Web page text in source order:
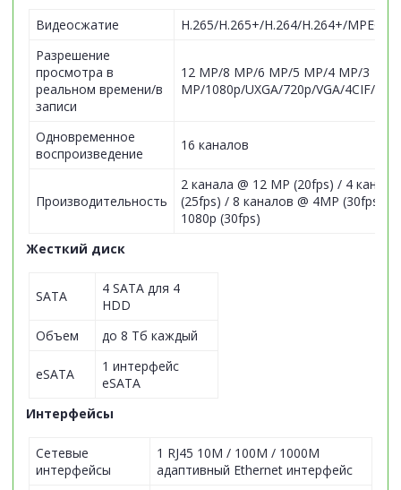
Видеосжатие
H.265/H.265+/H.264/H.264+/MPEG4
Разрешение
просмотра в
реальном времени/в
записи
12 MP/8 MP/6 MP/5 MP/4 MP/3
MP/1080p/UXGA/720p/VGA/4CIF/
Одновременное
воспроизведение
16 каналов
Производительность
2 канала @ 12 MP (20fps) / 4
(25fps) / 8 каналов @ 4MP (30fps) /
1080p (30fps)
Жесткий диск
SATA
4 SATA для 4
HDD
Объем
до 8 Тб каждый
eSATA
1 интерфейс
eSATA
Интерфейсы
Сетевые
интерфейсы
1 RJ45 10M / 100M / 1000M
адаптивный Ethernet интерфейс